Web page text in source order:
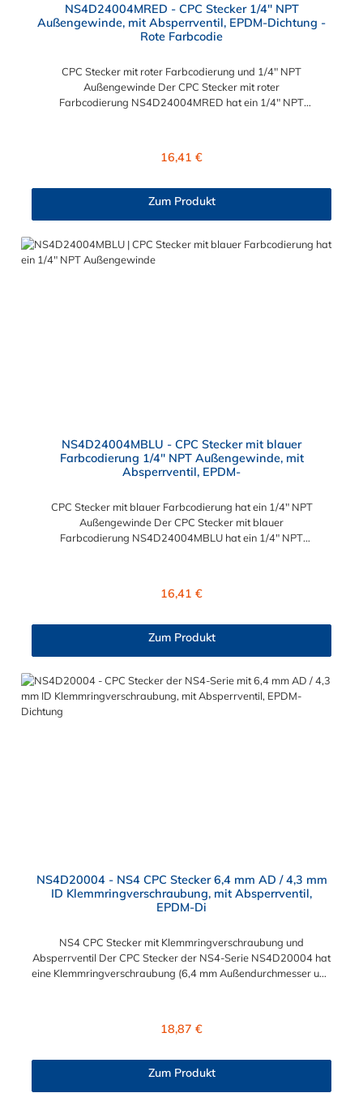
NS4D24004MRED - CPC Stecker 1/4" NPT
Außengewinde, mit Absperrventil, EPDM-Dichtung -
Rote Farbcodie
CPC Stecker mit roter Farbcodierung und 1/4" NPT
Außengewinde Der CPC Stecker mit roter
Farbcodierung NS4D24004MRED hat ein 1/4" NPT
aus EPDM. Das Verbindungsstück zur Kupplung, hat ein
roter Farbcodierung mit allen Kupplungen der CPC NS4-Serie
Regulärer Preis:
16,41 €
Zum Produkt
NS4D24004MBLU - CPC Stecker mit blauer
Farbcodierung 1/4" NPT Außengewinde, mit
Absperrventil, EPDM-
CPC Stecker mit blauer Farbcodierung hat ein 1/4" NPT
Außengewinde Der CPC Stecker mit blauer
Farbcodierung NS4D24004MBLU hat ein 1/4" NPT
und der Dichtring ist aus EPDM. Das Verbindungsstück zur
CPC Stecker mit blauer Farbcodierung mit allen Kupplungen
der CPC NS4-Serie kombinieren.
Regulärer Preis:
16,41 €
Zum Produkt
NS4D20004 - NS4 CPC Stecker 6,4 mm AD / 4,3 mm
ID Klemmringverschraubung, mit Absperrventil,
EPDM-Di
NS4 CPC Stecker mit Klemmringverschraubung und
Absperrventil Der CPC Stecker der NS4-Serie NS4D20004 hat
eine Klemmringverschraubung (6,4 mm Außendurchmesser und
Verbindungsstück zur CPC Kupplung, hat ein Außenmaß von ≈
CPC NS4-Serie kombinieren.
Regulärer Preis:
18,87 €
Zum Produkt